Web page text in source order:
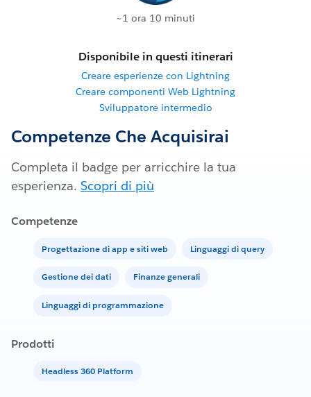
~1 ora 10 minuti
Disponibile in questi itinerari
Creare esperienze con Lightning
Creare componenti Web Lightning
Sviluppatore intermedio
Competenze Che Acquisirai
Completa il badge per arricchire la tua
esperienza. Scopri di più
Competenze
Progettazione di app e siti web Linguaggi di query
Gestione dei dati Finanze generali
Linguaggi di programmazione
Prodotti
Headless 360 Platform